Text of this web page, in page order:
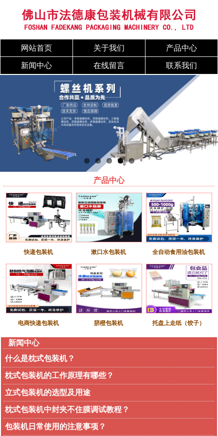
网站首页 关于我们 产品中心
新闻中心 在线留言 联系我们
产品中心
快递包装机 漱口水包装机 全自动食用油包装机
电商快递包装机 脐橙包装机 托盘上走纸（饺子）
新闻中心
什么是枕式包装机？
枕式包装机的工作原理有哪些？
立式包装机的选型及用途
枕式包装机中封夹不住膜调试教程？
包装机日常使用的注意事项？